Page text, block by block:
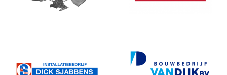
sjabbens vandijk